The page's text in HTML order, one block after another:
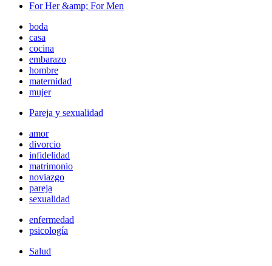
For Her &amp; For Men
boda
casa
cocina
embarazo
hombre
maternidad
mujer
Pareja y sexualidad
amor
divorcio
infidelidad
matrimonio
noviazgo
pareja
sexualidad
enfermedad
psicología
Salud